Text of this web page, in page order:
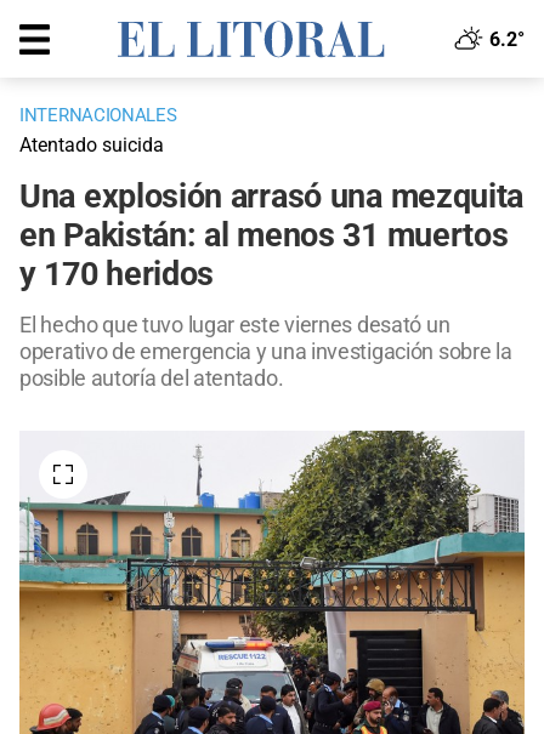
6.2°
INTERNACIONALES
Atentado suicida
Una explosión arrasó una mezquita
en Pakistán: al menos 31 muertos
y 170 heridos
El hecho que tuvo lugar este viernes desató un
operativo de emergencia y una investigación sobre la
posible autoría del atentado.